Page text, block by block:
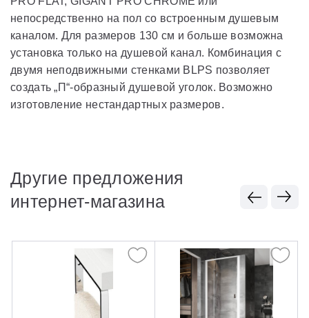
непосредственно на пол со встроенным душевым
каналом. Для размеров 130 см и больше возможна
установка только на душевой канал. Комбинация с
двумя неподвижными стенками BLPS позволяет
создать „П“-образный душевой уголок. Возможно
изготовление нестандартных размеров.
Другие предложения
интернет-магазина